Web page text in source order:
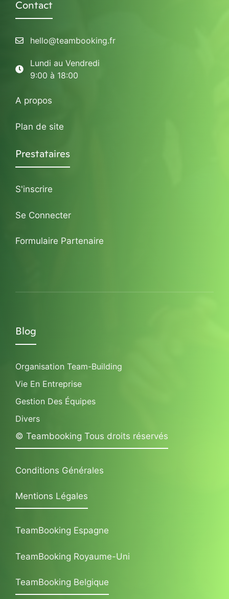
Contact
hello@teambooking.fr
Lundi au Vendredi
9:00 à 18:00
A propos
Plan de site
Prestataires
S'inscrire
Se Connecter
Formulaire Partenaire
Blog
Organisation Team-Building
Vie En Entreprise
Gestion Des Équipes
Divers
© Teambooking Tous droits réservés
Conditions Générales
Mentions Légales
TeamBooking Espagne
TeamBooking Royaume-Uni
TeamBooking Belgique